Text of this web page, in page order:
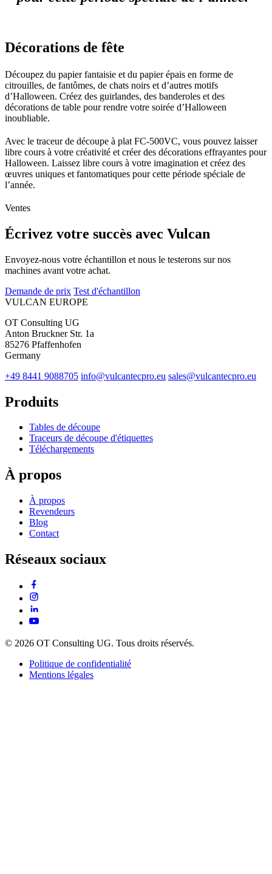
Décorations de fête
Découpez du papier fantaisie et du papier épais en forme de
citrouilles, de fantômes, de chats noirs et d’autres motifs
d’Halloween. Créez des guirlandes, des banderoles et des
décorations de table pour rendre votre soirée d’Halloween
inoubliable.
Avec le traceur de découpe à plat FC-500VC, vous pouvez laisser
libre cours à votre créativité et créer des décorations effrayantes pour
Halloween. Laissez libre cours à votre imagination et créez des
œuvres uniques et fantomatiques pour cette période spéciale de
l’année.
Ventes
Écrivez votre succès avec Vulcan
Envoyez-nous votre échantillon et nous le testerons sur nos
machines avant votre achat.
Demande de prix Test d'échantillon
VULCAN EUROPE
OT Consulting UG
Anton Bruckner Str. 1a
85276 Pfaffenhofen
Germany
+49 8441 9088705 info@vulcantecpro.eu sales@vulcantecpro.eu
Produits
Tables de découpe
Traceurs de découpe d'étiquettes
Téléchargements
À propos
À propos
Revendeurs
Blog
Contact
Réseaux sociaux
© 2026 OT Consulting UG. Tous droits réservés.
Politique de confidentialité
Mentions légales